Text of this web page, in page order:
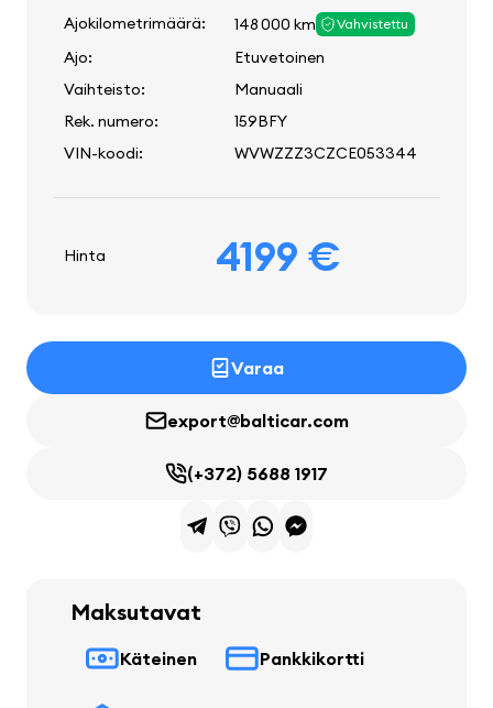
Ajokilometrimäärä:
148 000 km Vahvistettu
Ajo:
Etuvetoinen
Vaihteisto:
Manuaali
Rek. numero:
159BFY
VIN-koodi:
WVWZZZ3CZCE053344
Hinta 4199 €
Varaa
export@balticar.com
(+372) 5688 1917
Maksutavat
Käteinen Pankkikortti